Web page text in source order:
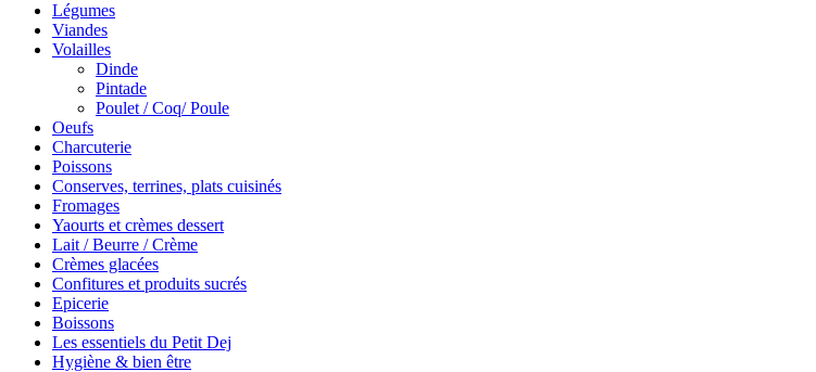
Légumes
Viandes
Volailles
Dinde
Pintade
Poulet / Coq/ Poule
Oeufs
Charcuterie
Poissons
Conserves, terrines, plats cuisinés
Fromages
Yaourts et crèmes dessert
Lait / Beurre / Crème
Crèmes glacées
Confitures et produits sucrés
Epicerie
Boissons
Les essentiels du Petit Dej
Hygiène & bien être